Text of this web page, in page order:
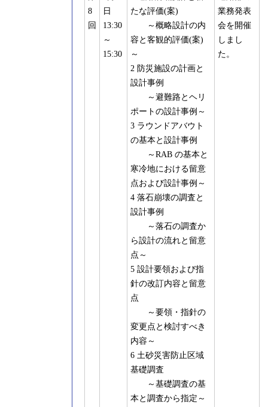
8
回
日
13:30
～
15:30
たな評価(案)
～概略設計の内
容と客観的評価(案)
～
2 防災施設の計画と
設計事例
～避難路とヘリ
ポートの設計事例～
3 ラウンドアバウト
の基本と設計事例
～RAB の基本と
寒冷地における留意
点および設計事例～
4 落石崩壊の調査と
設計事例
～落石の調査か
ら設計の流れと留意
点～
5 設計要領および指
針の改訂内容と留意
点
～要領・指針の
変更点と検討すべき
内容～
6 土砂災害防止区域
基礎調査
～基礎調査の基
本と調査から指定～
業務発表
会を開催
しまし
た。